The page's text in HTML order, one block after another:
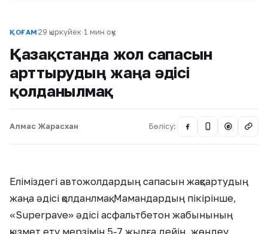
ҚОҒАМ 29 қыркүйек·1 мин оқу
Қазақстанда жол сапасын
арттырудың жаңа әдісі
қолданылмақ
Алмас Жарасхан Бөлісу: @
Еліміздегі автожолдардың сапасын жақсартудың
жаңа әдісі қолданлмақ. Мамандардың пікірінше,
«Superpave» әдісі асфальтбетон жабынының
қызмет ету мерзімін 5-7 жылға дейін, жөндеу